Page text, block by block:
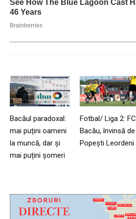
Bacăul paradoxal:
mai puțini oameni
la muncă, dar și
mai puțini șomeri
Fotbal/ Liga 2: FC
Bacău, învinsă de
Popești Leordeni